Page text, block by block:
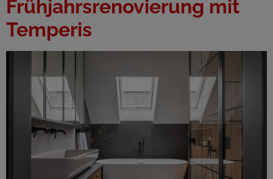
Frühjahrsrenovierung mit
Temperis